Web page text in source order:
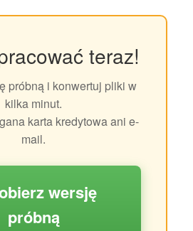
teraz!
próbną i konwertuj pliki w
kilka minut.
karta kredytowa ani e-
mail.
wersję
próbną